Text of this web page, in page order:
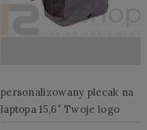
personalizowany plecak na
laptopa 15,6″ Twoje logo